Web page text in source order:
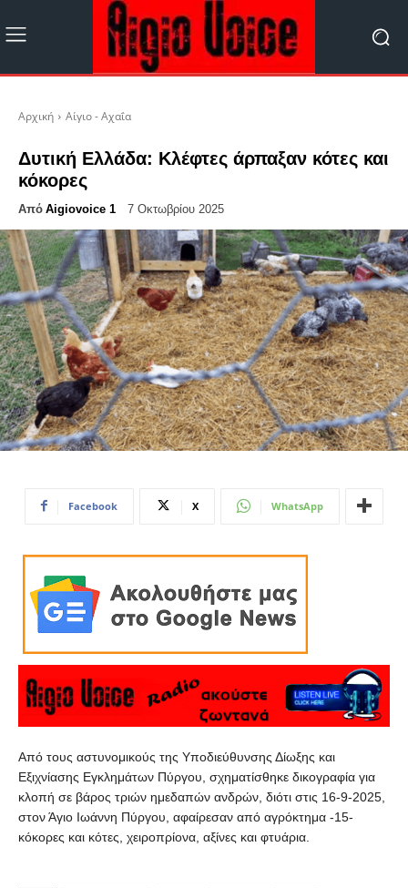
Αρχική Αίγιο - Αχαΐα
Δυτική Ελλάδα: Κλέφτες άρπαξαν κότες και
κόκορες
Από Aigiovoice 1 7 Οκτωβρίου 2025
Facebook X WhatsApp
Από τους αστυνομικούς της Υποδιεύθυνσης Δίωξης και
Εξιχνίασης Εγκλημάτων Πύργου, σχηματίσθηκε δικογραφία για
κλοπή σε βάρος τριών ημεδαπών ανδρών, διότι στις 16-9-2025,
στον Άγιο Ιωάννη Πύργου, αφαίρεσαν από αγρόκτημα -15-
κόκορες και κότες, χειροπρίονα, αξίνες και φτυάρια.